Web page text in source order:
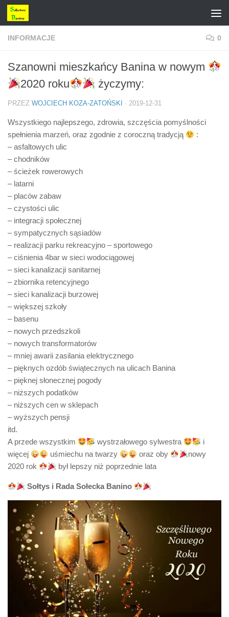
Przejdź do treści
INFORMACJE 0
Szanowni mieszkańcy Banina w nowym
2020 roku
życzymy:
PRZEZ WOJCIECH KOZA-ZATOŃSKI · 2019-12-31
Wszystkiego najlepszego, zdrowia, szczęścia pomyślności
spełnienia marzeń, oraz zgodnie z coroczną tradycją
:
– asfaltowych ulic
– chodników
– ścieżek rowerowych
– latarni
– placów zabaw
– czystości ulic
– integracji społecznej
– sympatycznych sąsiadów
– realizacji parku rekreacyjno – sportowego
– ciśnienia 4bar w sieci wodociągowej
– sieci kanalizacji sanitarnej
– zbiornika retencyjnego
– sieci kanalizacji burzowej
– większej szkoły
– basenu
– nowych przedszkoli
– nowych transformatorów
– mniej awarii zasilania elektrycznego
– pięknych ozdób świątecznych na ulicach Banina
– pięknej słonecznej pogody
– niższych podatków
– niższych cen w sklepach
– wyższych pensji
itd.
A przede wszystkim
wystrzałowego sylwestra
i
więcej
uśmiechu na twarzy oraz oby
nowy
2020 rok
był lepszy niż poprzednie lata
Sołtys i Rada Sołecka Banino